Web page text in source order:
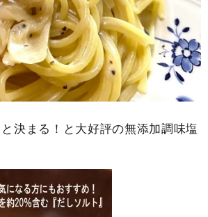
決まる！と大好評の無添加調味塩